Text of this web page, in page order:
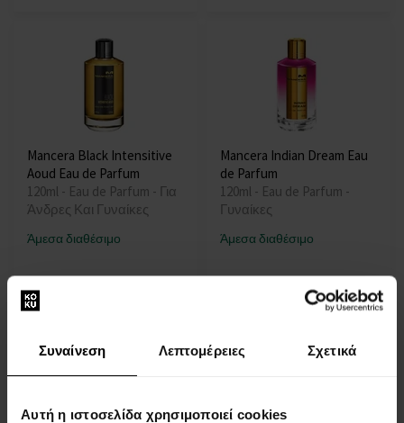
Συναίνεση Λεπτομέρειες Σχετικά
Αυτή η ιστοσελίδα χρησιμοποιεί cookies
Mancera Black Intensitive
Aoud Eau de Parfum
120ml - Eau de Parfum - Για
Άνδρες Και Γυναίκες
Άμεσα διαθέσιμο
109,00 €
Mancera Indian Dream Eau
de Parfum
120ml - Eau de Parfum -
Γυναίκες
Άμεσα διαθέσιμο